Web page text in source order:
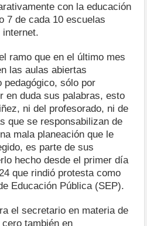
con la educación
7 de cada 10 escuelas
internet.
ramo que en el último mes
las aulas abiertas
pedagógico, sólo por
en duda sus palabras, esto
ni del profesorado, ni de
que se responsabilizan de
mala planeación que le
es parte de sus
hecho desde el primer día
que rindió protesta como
Educación Pública (SEP).
el secretario en materia de
también en